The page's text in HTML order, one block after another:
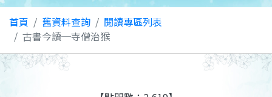
首頁 舊資料查詢
閱讀專區列表
古書今讀─寺僧治猴